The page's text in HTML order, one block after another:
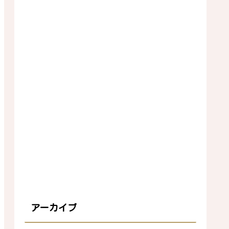
アーカイブ